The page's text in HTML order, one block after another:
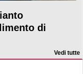
di
Vedi tutte